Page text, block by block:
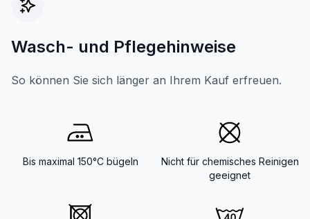
Wasch- und Pflegehinweise
So können Sie sich länger an Ihrem Kauf erfreuen.
Bis maximal 150°C bügeln
Nicht für chemisches Reinigen
geeignet